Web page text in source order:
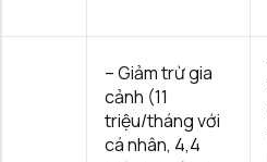
– Giảm trừ gia
cảnh (11
triệu/tháng với
cá nhân, 4,4